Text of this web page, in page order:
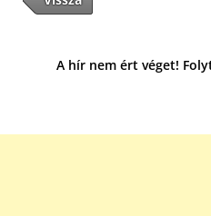
A hír nem ért véget!